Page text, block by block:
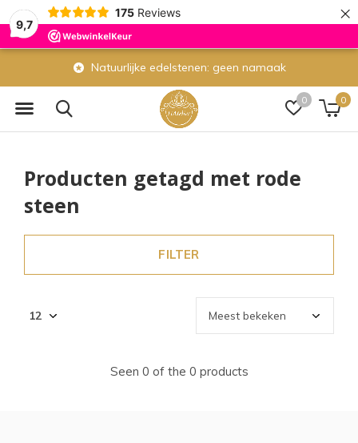
9,7
175 Reviews ×
0 0
Natuurlijke edelstenen: geen namaak
Producten getagd met rode
steen
FILTER
Seen 0 of the 0 products